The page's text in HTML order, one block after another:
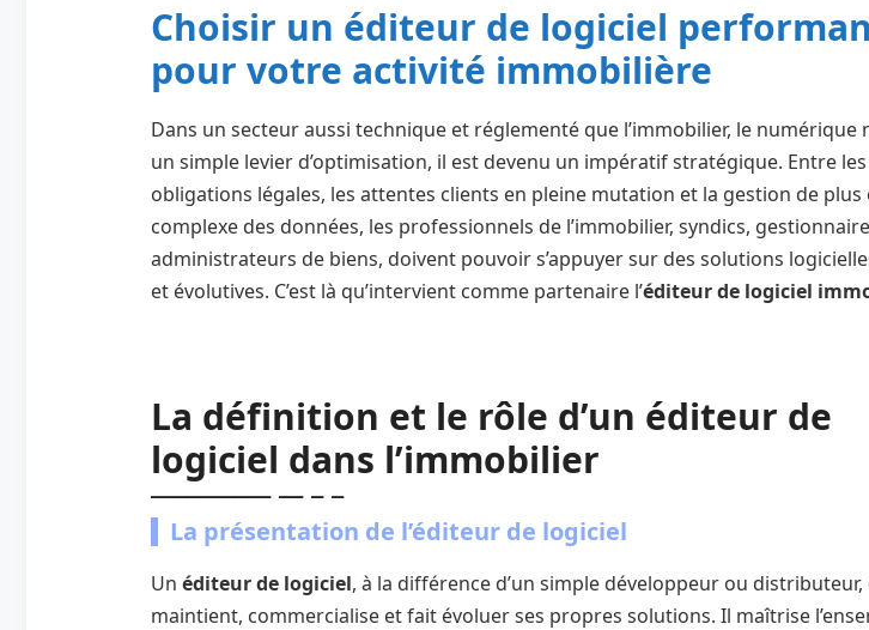
Choisir un éditeur de logiciel
pour votre activité immobilière
Dans un secteur aussi technique et réglementé que l’immobilier, le numérique
un simple levier d’optimisation, il est devenu un impératif stratégique. Entre les
obligations légales, les attentes clients en pleine mutation et la gestion de plus
complexe des données, les professionnels de l’immobilier, syndics,
administrateurs de biens, doivent pouvoir s’appuyer sur des solutions
et évolutives. C’est là qu’intervient comme partenaire l’éditeur de logiciel
La définition et le rôle d’un éditeur de
logiciel dans l’immobilier
La présentation de l’éditeur de logiciel
Un éditeur de logiciel, à la différence d’un simple développeur ou distributeur,
maintient, commercialise et fait évoluer ses propres solutions. Il maîtrise